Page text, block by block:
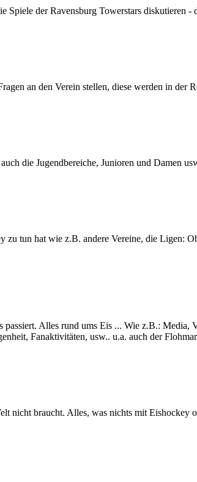
der Ravensburg Towerstars diskutieren
an den Verein stellen, diese werden in der
die Jugendbereiche, Junioren und Damen
zu tun hat wie z.B. andere Vereine, die
Alles rund ums Eis ... Wie z.B.:
Fanaktivitäten, usw.. u.a. auch der
nicht braucht. Alles, was nichts mit Eishockey